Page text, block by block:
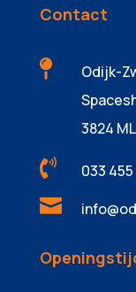
Contact

Odijk-
3824
 033
